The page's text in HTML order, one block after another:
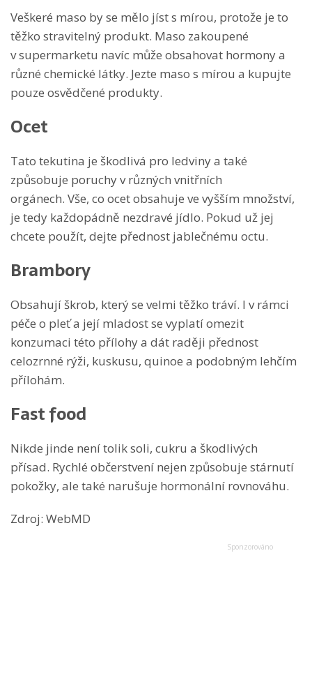
Veškeré maso by se mělo jíst s mírou, protože je to
těžko stravitelný produkt. Maso zakoupené
v supermarketu navíc může obsahovat hormony a
různé chemické látky. Jezte maso s mírou a kupujte
pouze osvědčené produkty.
Ocet
Tato tekutina je škodlivá pro ledviny a také
způsobuje poruchy v různých vnitřních
orgánech. Vše, co ocet obsahuje ve vyšším množství,
je tedy každopádně nezdravé jídlo. Pokud už jej
chcete použít, dejte přednost jablečnému octu.
Brambory
Obsahují škrob, který se velmi těžko tráví. I v rámci
péče o pleť a její mladost se vyplatí omezit
konzumaci této přílohy a dát raději přednost
celozrnné rýži, kuskusu, quinoe a podobným lehčím
přílohám.
Fast food
Nikde jinde není tolik soli, cukru a škodlivých
přísad. Rychlé občerstvení nejen způsobuje stárnutí
pokožky, ale také narušuje hormonální rovnováhu.
Zdroj: WebMD